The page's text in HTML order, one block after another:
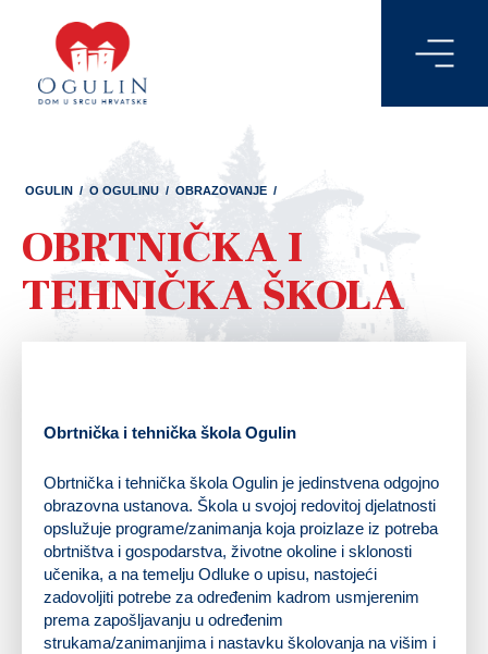
OGULIN / O OGULINU / OBRAZOVANJE /
OBRTNIČKA I
TEHNIČKA ŠKOLA
Obrtnička i tehnička škola Ogulin
Obrtnička i tehnička škola Ogulin je jedinstvena odgojno
obrazovna ustanova. Škola u svojoj redovitoj djelatnosti
opslužuje programe/zanimanja koja proizlaze iz potreba
obrtništva i gospodarstva, životne okoline i sklonosti
učenika, a na temelju Odluke o upisu, nastojeći
zadovoljiti potrebe za određenim kadrom usmjerenim
prema zapošljavanju u određenim
strukama/zanimanjima i nastavku školovanja na višim i